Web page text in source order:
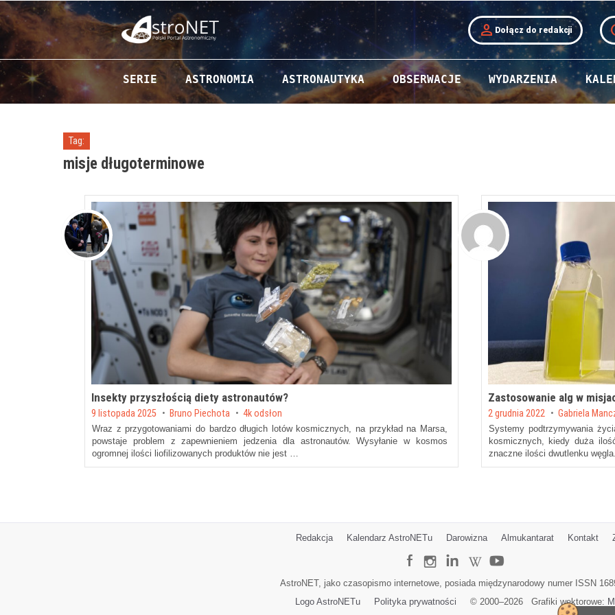
person Dołącz do redakcji
Przejdź do zawartości
SERIE ASTRONOMIA ASTRONAUTYKA OBSERWACJE WYDARZENIA
Tag:
misje długoterminowe
Insekty przyszłością diety astronautów?
Posted on
9 listopada 2025 by Bruno Piechota 4k odsłon
Wraz z przygotowaniami do bardzo długich lotów kosmicznych, na przykład na Marsa,
powstaje problem z zapewnieniem jedzenia dla astronautów. Wysyłanie w kosmos
ogromnej ilości liofilizowanych produktów nie jest …
Zastosowanie alg w
Posted on
2 grudnia 2022 byGabriela
Systemy podtrzymywania
kosmicznych, kiedy duża
znaczne ilości dwutlenku
Redakcja Kalendarz AstroNETu Darowizna Almukantarat Kontakt
AstroNET, jako czasopismo internetowe, posiada międzynarodowy numer ISSN
Logo AstroNETu
Polityka prywatności © 2000–2026 Grafiki wektorowe: